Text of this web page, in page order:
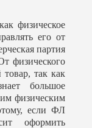
физическое
его от
партия
физического
так как
большое
физическим
если ФЛ
оформить